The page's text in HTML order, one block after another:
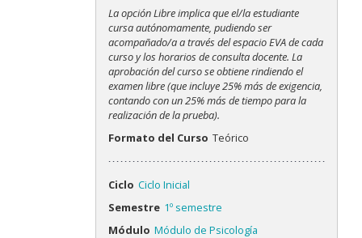
La opción Libre implica que el/la estudiante
cursa autónomamente, pudiendo ser
acompañado/a a través del espacio EVA de cada
curso y los horarios de consulta docente. La
aprobación del curso se obtiene rindiendo el
examen libre (que incluye 25% más de exigencia,
contando con un 25% más de tiempo para la
realización de la prueba).
Formato del Curso Teórico
Ciclo Ciclo Inicial
Semestre 1º semestre
Módulo Módulo de Psicología